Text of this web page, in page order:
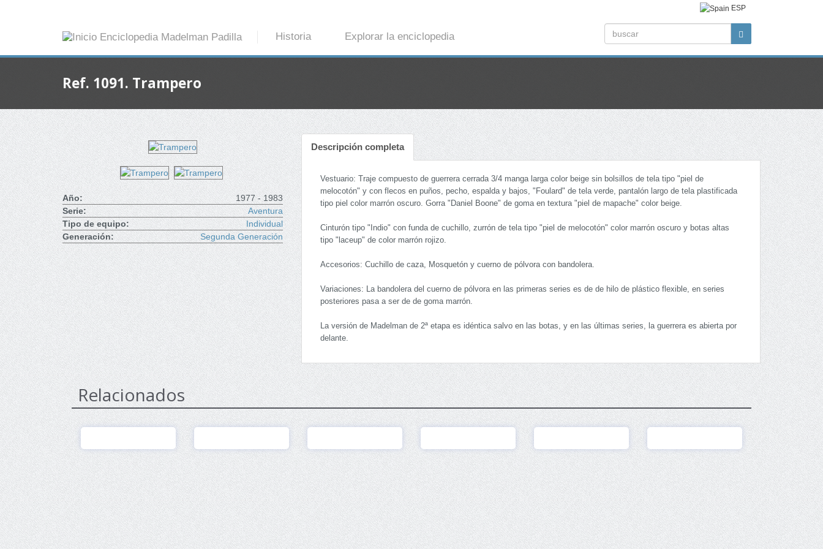
ESP
Historia Explorar la enciclopedia
Ref. 1091. Trampero
Año:
1977 - 1983
Serie:
Aventura
Tipo de equipo:
Individual
Generación:
Segunda Generación
Descripción completa
Vestuario: Traje compuesto de guerrera cerrada 3/4 manga larga color beige sin bolsillos de tela tipo "piel de
melocotón" y con flecos en puños, pecho, espalda y bajos, "Foulard" de tela verde, pantalón largo de tela plastificada
tipo piel color marrón oscuro. Gorra "Daniel Boone" de goma en textura "piel de mapache" color beige.
Cinturón tipo "Indio" con funda de cuchillo, zurrón de tela tipo "piel de melocotón" color marrón oscuro y botas altas
tipo "laceup" de color marrón rojizo.
Accesorios: Cuchillo de caza, Mosquetón y cuerno de pólvora con bandolera.
Variaciones: La bandolera del cuerno de pólvora en las primeras series es de de hilo de plástico flexible, en series
posteriores pasa a ser de de goma marrón.
La versión de Madelman de 2ª etapa es idéntica salvo en las botas, y en las últimas series, la guerrera es abierta por
delante.
Relacionados
Ver
Ver
Ver
Ver
Ver
Ver